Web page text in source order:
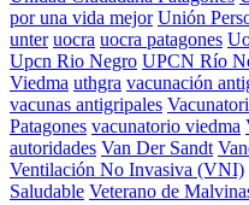
por una vida mejor Unión
unter uocra uocra patagones
Upcn Rio Negro UPCN Río
Viedma uthgra vacunación
vacunas antigripales
Patagones vacunatorio viedma
autoridades Van Der Sandt
Ventilación No Invasiva (VNI)
Saludable Veterano de